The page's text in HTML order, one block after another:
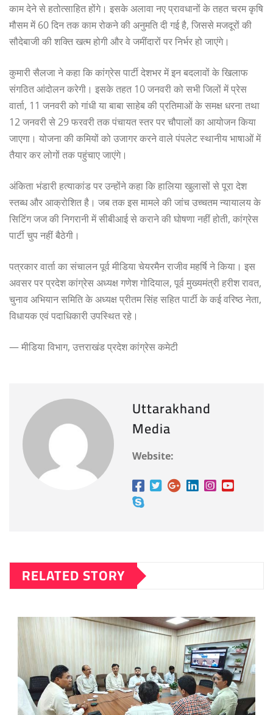
काम देने से हतोत्साहित होंगे। इसके अलावा नए प्रावधानों के तहत चरम कृषि
मौसम में 60 दिन तक काम रोकने की अनुमति दी गई है, जिससे मजदूरों की
सौदेबाजी की शक्ति खत्म होगी और वे जमींदारों पर निर्भर हो जाएंगे।
कुमारी सैलजा ने कहा कि कांग्रेस पार्टी देशभर में इन बदलावों के खिलाफ
संगठित आंदोलन करेगी। इसके तहत 10 जनवरी को सभी जिलों में प्रेस
वार्ता, 11 जनवरी को गांधी या बाबा साहेब की प्रतिमाओं के समक्ष धरना तथा
12 जनवरी से 29 फरवरी तक पंचायत स्तर पर चौपालों का आयोजन किया
जाएगा। योजना की कमियों को उजागर करने वाले पंपलेट स्थानीय भाषाओं में
तैयार कर लोगों तक पहुंचाए जाएंगे।
अंकिता भंडारी हत्याकांड पर उन्होंने कहा कि हालिया खुलासों से पूरा देश
स्तब्ध और आक्रोशित है। जब तक इस मामले की जांच उच्चतम न्यायालय के
सिटिंग जज की निगरानी में सीबीआई से कराने की घोषणा नहीं होती, कांग्रेस
पार्टी चुप नहीं बैठेगी।
पत्रकार वार्ता का संचालन पूर्व मीडिया चेयरमैन राजीव महर्षि ने किया। इस
अवसर पर प्रदेश कांग्रेस अध्यक्ष गणेश गोदियाल, पूर्व मुख्यमंत्री हरीश रावत,
चुनाव अभियान समिति के अध्यक्ष प्रीतम सिंह सहित पार्टी के कई वरिष्ठ नेता,
विधायक एवं पदाधिकारी उपस्थित रहे।
— मीडिया विभाग, उत्तराखंड प्रदेश कांग्रेस कमेटी
Uttarakhand
Media
Website:
RELATED STORY